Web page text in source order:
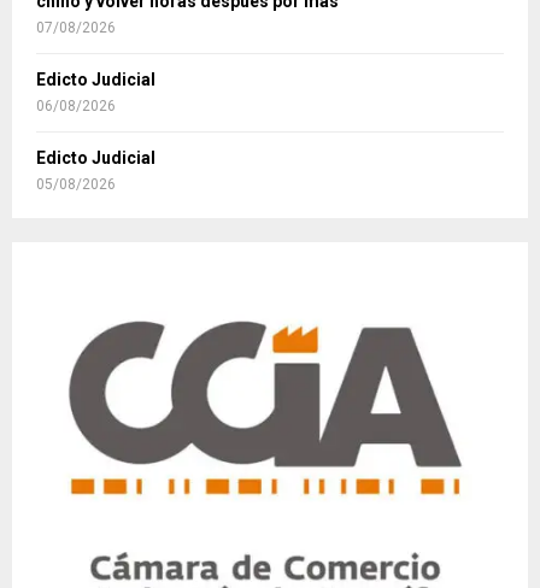
07/08/2026
Edicto Judicial
06/08/2026
Edicto Judicial
05/08/2026